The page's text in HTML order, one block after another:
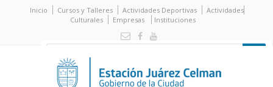
Inicio Cursos y Talleres Actividades Deportivas
Actividades
Culturales
Empresas Instituciones